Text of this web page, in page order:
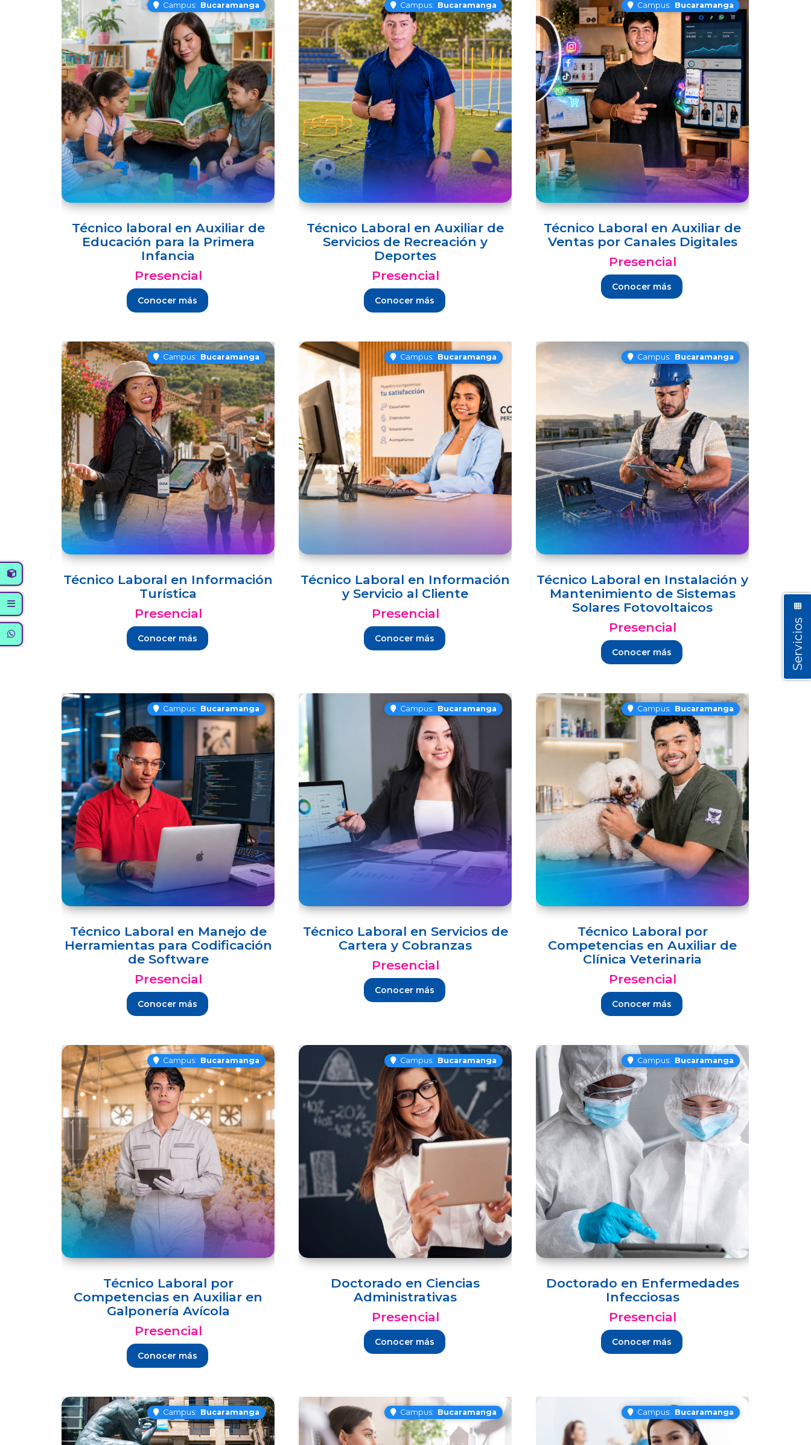
Campus: Bucaramanga
Técnico laboral en Auxiliar de
Educación para la Primera
Infancia
Presencial
Conocer más
Campus: Bucaramanga
Técnico Laboral en Auxiliar de
Servicios de Recreación y
Deportes
Presencial
Conocer más
Campus: Bucaramanga
Técnico Laboral en Auxiliar de
Ventas por Canales Digitales
Presencial
Conocer más
Campus: Bucaramanga
Técnico Laboral en Información
Turística
Presencial
Conocer más
Campus: Bucaramanga
Técnico Laboral en Información
y Servicio al Cliente
Presencial
Conocer más
Campus: Bucaramanga
Técnico Laboral en Instalación y
Mantenimiento de Sistemas
Solares Fotovoltaicos
Presencial
Conocer más
Campus: Bucaramanga
Técnico Laboral en Manejo de
Herramientas para Codificación
de Software
Presencial
Conocer más
Campus: Bucaramanga
Técnico Laboral en Servicios de
Cartera y Cobranzas
Presencial
Conocer más
Campus: Bucaramanga
Técnico Laboral por
Competencias en Auxiliar de
Clínica Veterinaria
Presencial
Conocer más
Campus: Bucaramanga
Técnico Laboral por
Competencias en Auxiliar en
Galponería Avícola
Presencial
Conocer más
Campus: Bucaramanga
Doctorado en Ciencias
Administrativas
Presencial
Conocer más
Campus: Bucaramanga
Doctorado en Enfermedades
Infecciosas
Presencial
Conocer más
Campus: Bucaramanga Campus: Bucaramanga Campus: Bucaramanga
Servicios